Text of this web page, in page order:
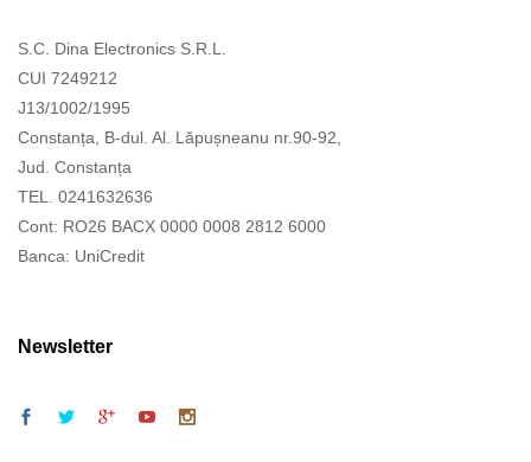
S.C. Dina Electronics S.R.L.
CUI 7249212
J13/1002/1995
Constanța, B-dul. Al. Lăpușneanu nr.90-92,
Jud. Constanța
TEL. 0241632636
Cont: RO26 BACX 0000 0008 2812 6000
Banca: UniCredit
Newsletter